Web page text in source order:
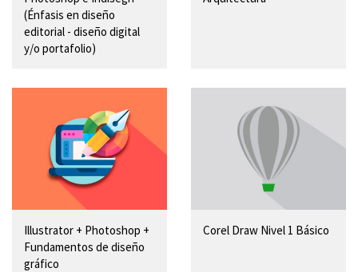
(Énfasis en diseño
editorial - diseño digital
y/o portafolio)
Illustrator + Photoshop +
Fundamentos de diseño
gráfico
Corel Draw Nivel 1 Básico